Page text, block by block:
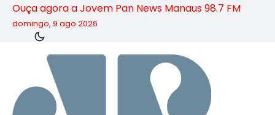
Ouça agora a Jovem Pan News Manaus 98.7 FM
domingo, 9 ago 2026